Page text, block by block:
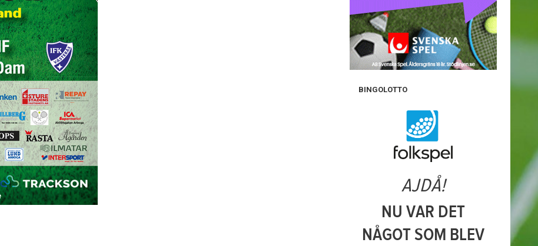
BINGOLOTTO